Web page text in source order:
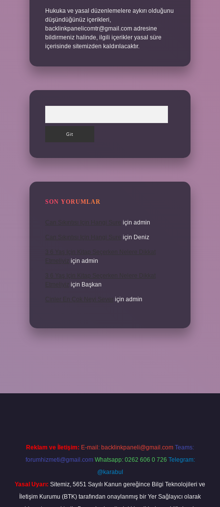
Hukuka ve yasal düzenlemelere aykırı olduğunu
düşündüğünüz içerikleri,
backlinkpanelicomtr@gmail.com adresine
bildirmeniz halinde, ilgili içerikler yasal süre
içerisinde sitemizden kaldırılacaktır.
SON YORUMLAR
için admin
için Deniz
için admin
için Başkan
için admin
Reklam ve İletişim: E-mail: backlinkpaneli@gmail.com Teams:
forumhizmeti@gmail.com Whatsapp: 0262 606 0 726 Telegram:
@karabul
Yasal Uyarı: Sitemiz, 5651 Sayılı Kanun gereğince Bilgi Teknolojileri ve
İletişim Kurumu (BTK) tarafından onaylanmış bir Yer Sağlayıcı olarak